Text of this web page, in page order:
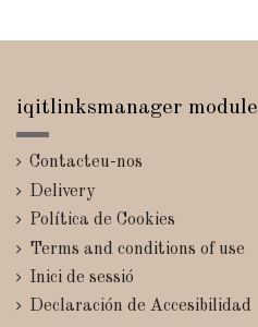
iqitlinksmanager module
Contacteu-nos
Delivery
Política de Cookies
Terms and conditions of use
Inici de sessió
Declaración de Accesibilidad